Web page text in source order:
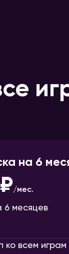
на 6
/мес.
6 месяцев
ко всем